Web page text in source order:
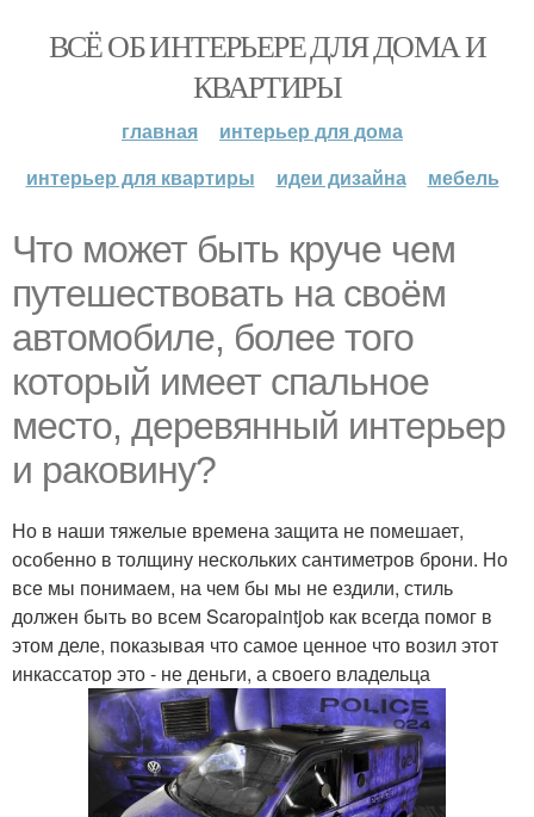
ВСЁ ОБ ИНТЕРЬЕРЕ ДЛЯ ДОМА И
КВАРТИРЫ
главная
интерьер для дома
интерьер для квартиры
идеи дизайна мебель
Что может быть круче чем
путешествовать на своём
автомобиле, более того
который имеет спальное
место, деревянный интерьер
и раковину?
Но в наши тяжелые времена защита не помешает,
особенно в толщину нескольких сантиметров брони. Но
все мы понимаем, на чем бы мы не ездили, стиль
должен быть во всем Scaropaintjob как всегда помог в
этом деле, показывая что самое ценное что возил этот
инкассатор это - не деньги, а своего владельца